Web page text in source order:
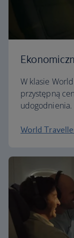
W klasie
przystępną
udogodnienia.
World